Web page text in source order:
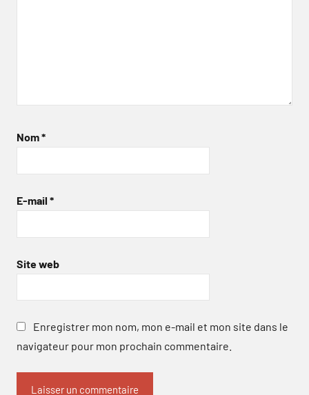
Nom*
E-mail *
Site web
Enregistrer mon nom, mon e-mail et mon site dans le
navigateur pour mon prochain commentaire.